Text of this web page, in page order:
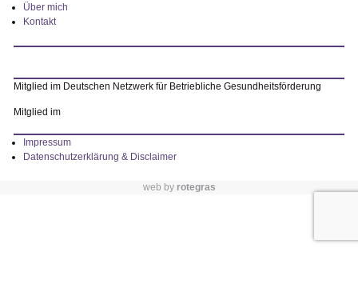
Über mich
Kontakt
Mitglied im Deutschen Netzwerk für Betriebliche Gesundheitsförderung
Mitglied im
Impressum
Datenschutzerklärung & Disclaimer
web by rotegras